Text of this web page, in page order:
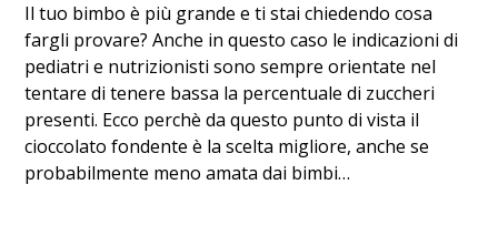
Il tuo bimbo è più grande e ti stai chiedendo cosa
fargli provare? Anche in questo caso le indicazioni di
pediatri e nutrizionisti sono sempre orientate nel
tentare di tenere bassa la percentuale di zuccheri
presenti. Ecco perchè da questo punto di vista il
cioccolato fondente è la scelta migliore, anche se
probabilmente meno amata dai bimbi…